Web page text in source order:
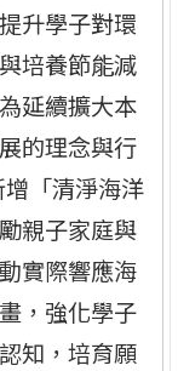
升學子對環
培養節能減
延續擴大本
的理念與行
「清淨海洋
親子家庭與
實際響應海
，強化學子
知，培育願